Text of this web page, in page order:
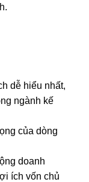
dễ hiểu nhất,
ngành kế
của dòng
doanh
ích vốn chủ